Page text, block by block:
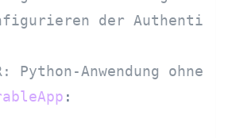
der
Python-Anwendung
: